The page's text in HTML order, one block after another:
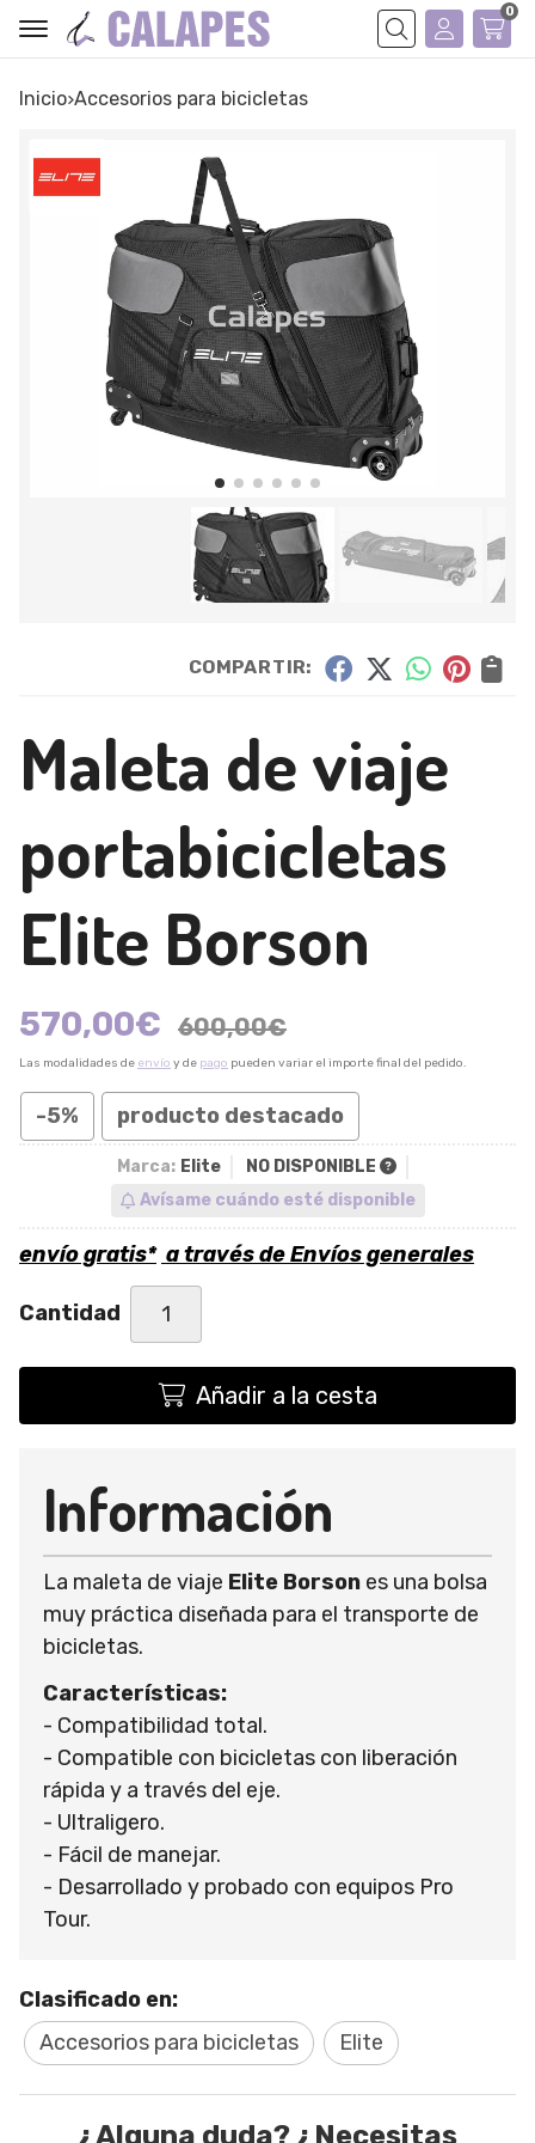
Buscar
0
Inicio accesorios para bicicletas
COMPARTIR:
Maleta de viaje
portabicicletas
Elite Borson
570,00€ 600,00€
Las modalidades de envío y de pago pueden variar el importe final del pedido.
-5% producto destacado
Marca: Elite
NO DISPONIBLE
Avísame cuándo esté disponible
envío gratis* a través deEnvíos generales
Cantidad
Añadir a la cesta
Información
La maleta de viaje Elite Borson es una bolsa
muy práctica diseñada para el transporte de
bicicletas.
Características:
- Compatibilidad total.
- Compatible con bicicletas con liberación
rápida y a través del eje.
- Ultraligero.
- Fácil de manejar.
- Desarrollado y probado con equipos Pro
Tour.
Clasificado en:
Accesorios para bicicletas
Elite
¿Alguna duda? ¿Necesitas